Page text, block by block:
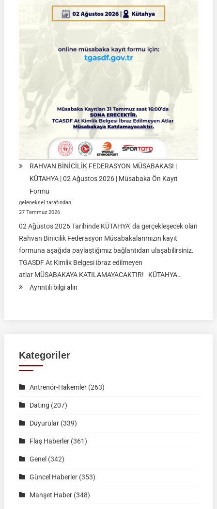
|
01
RAHVAN BİNİCİLİK FEDERASYON MÜSABAKASI |
KÜTAHYA | 02 Ağustos 2026 | Müsabaka Ön Kayıt
Formu
geleneksel tarafından
27 Temmuz 2026
02 Ağustos 2026 Tarihinde KÜTAHYA’ da gerçekleşecek olan
Rahvan Binicilik Federasyon Müsabakalarımızın kayıt
formuna aşağıda paylaştığımız bağlantıdan ulaşabilirsiniz.
TGASDF At Kimlik Belgesi ibraz edilmeyen
atlar MÜSABAKAYA KATILAMAYACAKTIR! KÜTAHYA…
Ayrıntılı bilgi alın:
02
2026
Müsabaka
Ön
Formu
Kategoriler
Antrenör-Hakemler(263)
Dating (207)
Duyurular(339)
Flaş Haberler(361)
Genel (342)
Güncel Haberler(353)
Manşet Haber(348)